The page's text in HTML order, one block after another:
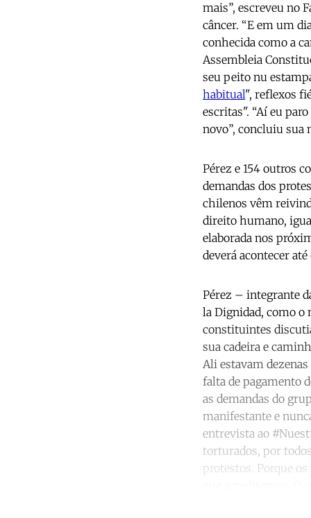
mais”, escreveu no
câncer. “E em um
conhecida como a
Assembleia
seu peito nu
habitual", reflexos
escritas". “Aí eu
novo”, concluiu sua
Pérez e 154 outros
demandas dos
chilenos vêm
direito humano,
elaborada nos
deverá acontecer
Pérez – integrante
la Dignidad, como o
constituintes
sua cadeira e
Ali estavam
falta de pagamento
as demandas do
manifestante e
entrevista ao
torturados, por
protestos. Porque